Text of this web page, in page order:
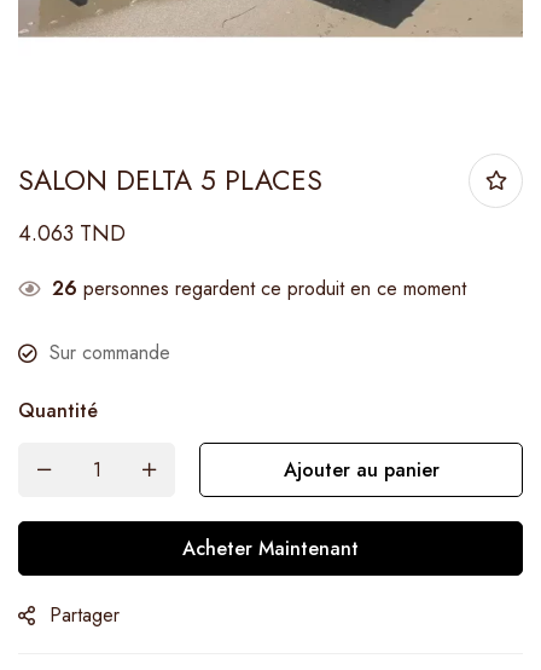
SALON DELTA 5 PLACES
4.063 TND
26 personnes regardent ce produit en ce moment
Sur commande
Quantité
Ajouter au panier
Acheter Maintenant
Partager